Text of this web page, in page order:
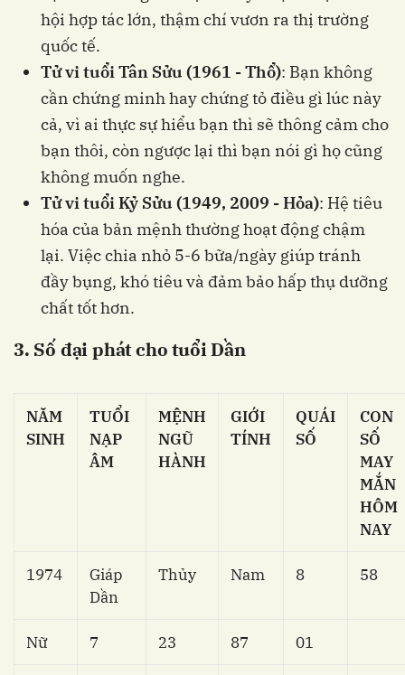
hội hợp tác lớn, thậm chí vươn ra thị trường
quốc tế.
Tử vi tuổi Tân Sửu (1961 - Thổ): Bạn không
cần chứng minh hay chứng tỏ điều gì lúc này
cả, vì ai thực sự hiểu bạn thì sẽ thông cảm cho
bạn thôi, còn ngược lại thì bạn nói gì họ cũng
không muốn nghe.
Tử vi tuổi Kỷ Sửu (1949, 2009 - Hỏa): Hệ tiêu
hóa của bản mệnh thường hoạt động chậm
lại. Việc chia nhỏ 5-6 bữa/ngày giúp tránh
đầy bụng, khó tiêu và đảm bảo hấp thụ dưỡng
chất tốt hơn.
3. Số đại phát cho tuổi Dần
NĂM
SINH
TUỔI
NẠP
ÂM
MỆNH
NGŨ
HÀNH
GIỚI
TÍNH
QUÁI
SỐ
CON
SỐ
MAY
MẮN
HÔM
NAY
1974
Giáp
Dần
Thủy Nam 8 58
Nữ 7 23 87 01